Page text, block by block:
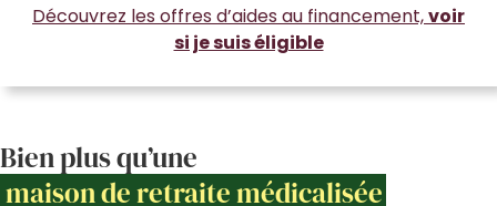
Découvrez les offres d’aides au financement,voir
si je suis éligible
Bien plus qu’une
maison de retraite médicalisée